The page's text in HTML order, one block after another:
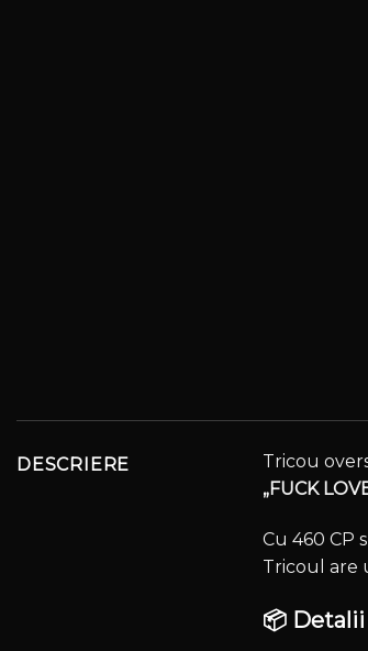
DESCRIERE Tricou
„FUCK
Cu 460 CP
Tricoul are
📦